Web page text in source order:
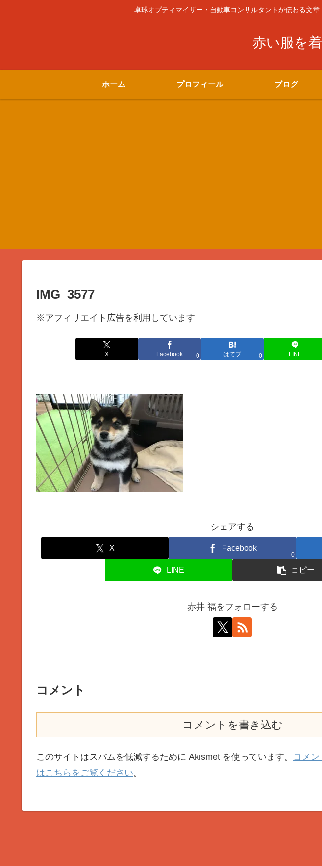
卓球オプティマイザー・自動車コンサルタントが伝わる文
赤い服を
ホーム プロフィール ブログ
IMG_3577
※アフィリエイト広告を利用しています
X Facebook 0 はてブ 0 LINE
シェアする
X Facebook
0
LINE コピー
赤井 福をフォローする
コメント
コメントを書き込む
このサイトはスパムを低減するために Akismet を使っています。 コメ
はこちらをご覧ください。